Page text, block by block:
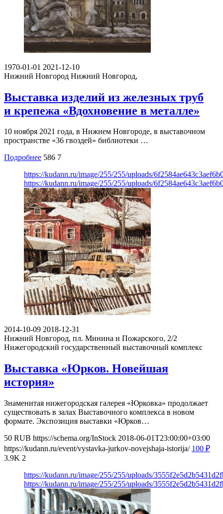
1970-01-01 2021-12-10
Нижний Новгород Нижний Новгород,
Выставка изделий из железных труб
и крепежа «Вдохновение в металле»
10 ноября 2021 года, в Нижнем Новгороде, в выставочном
пространстве «36 гвоздей» библиотеки …
Подробнее 586 7
https://kudann.ru/image/255/255/uploads/
https://kudann.ru/image/255/255/uploads/
2014-10-09 2018-12-31
Нижний Новгород, пл. Минина и Пожарского, 2/2
Нижегородский государственный выставочный комплекс
Выставка «Юрков. Новейшая
история»
Знаменитая нижегородская галерея «Юрковка» продолжает
существовать в залах Выставочного комплекса в новом
формате. Экспозиция выставки «Юрков…
50 RUB https://schema.org/InStock 2018-06-01T23:00:00+03:00
https://kudann.ru/event/vystavka-jurkov-novejshaja-istorija/ 100 ₽
3.9K 2
https://kudann.ru/image/255/255/uploads/
https://kudann.ru/image/255/255/uploads/